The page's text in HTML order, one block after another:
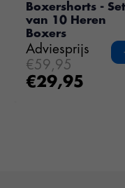
Boxershorts - Set
van 10 Heren
Boxers
Adviesprijs
€59,95
€29,95